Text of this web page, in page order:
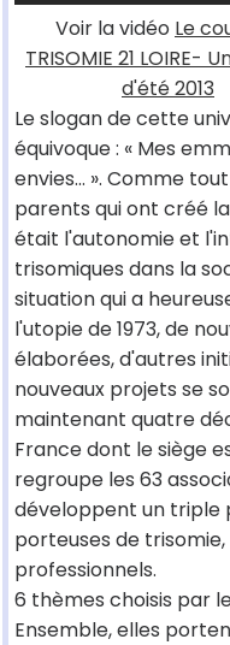
Voir la vidéo Le
TRISOMIE 21 LOIRE-
d'été 2013
Le slogan de cette
équivoque : « Mes
envies... ». Comme
parents qui ont créé
était l'autonomie et
trisomiques dans la
situation qui a
l'utopie de 1973, de
élaborées, d'autres
nouveaux projets se
maintenant quatre
France dont le siège
regroupe les 63
développent un triple
porteuses de
professionnels.
6 thèmes choisis par
Ensemble, elles